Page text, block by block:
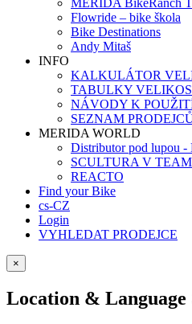
MERIDA BikeRanch
Flowride – bike škola
Bike Destinations
Andy Mitaš
INFO
KALKULÁTOR
TABULKY
NÁVODY K
SEZNAM
MERIDA WORLD
Distributor pod lupou
SCULTURA V TEAM
REACTO
Find your Bike
cs-CZ
Login
VYHLEDAT PRODEJCE
×
Location & Language